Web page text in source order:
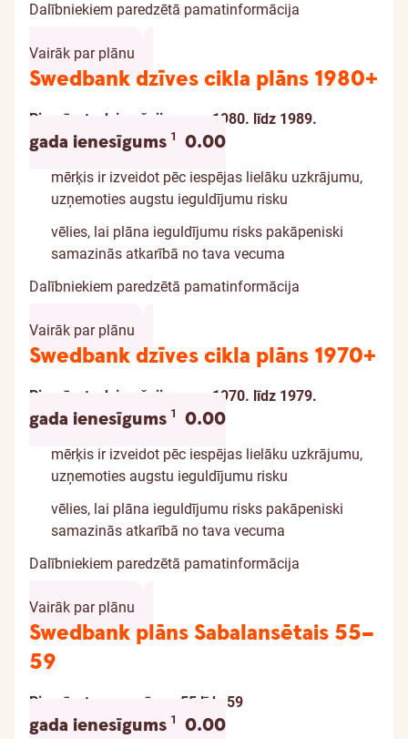
Dalībniekiem paredzētā pamatinformācija
Vairāk par plānu
Swedbank dzīves cikla plāns 1980+
Piemērots dzimušajiem: no 1980. līdz 1989.
gada ienesīgums 1 0.00
mērķis ir izveidot pēc iespējas lielāku uzkrājumu,
uzņemoties augstu ieguldījumu risku
vēlies, lai plāna ieguldījumu risks pakāpeniski
samazinās atkarībā no tava vecuma
Dalībniekiem paredzētā pamatinformācija
Vairāk par plānu
Swedbank dzīves cikla plāns 1970+
Piemērots dzimušajiem: no 1970. līdz 1979.
gada ienesīgums 1 0.00
mērķis ir izveidot pēc iespējas lielāku uzkrājumu,
uzņemoties augstu ieguldījumu risku
vēlies, lai plāna ieguldījumu risks pakāpeniski
samazinās atkarībā no tava vecuma
Dalībniekiem paredzētā pamatinformācija
Vairāk par plānu
Swedbank plāns Sabalansētais 55–
59
Piemērots vecumā: no 55 līdz 59
gada ienesīgums 1 0.00